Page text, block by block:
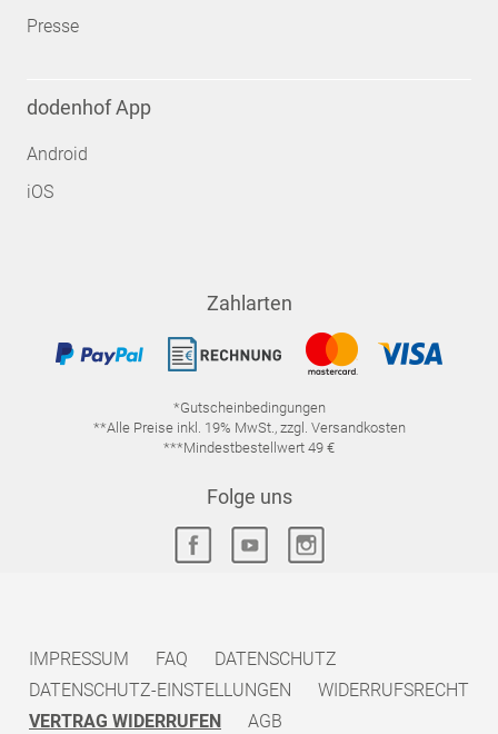
Presse
dodenhof App
Android
iOS
Zahlarten
*Gutscheinbedingungen
**Alle Preise inkl. 19% MwSt., zzgl. Versandkosten
***Mindestbestellwert 49 €
Folge uns
IMPRESSUM FAQ
DATENSCHUTZ
DATENSCHUTZ-EINSTELLUNGEN
WIDERRUFSRECHT
VERTRAG WIDERRUFEN
AGB